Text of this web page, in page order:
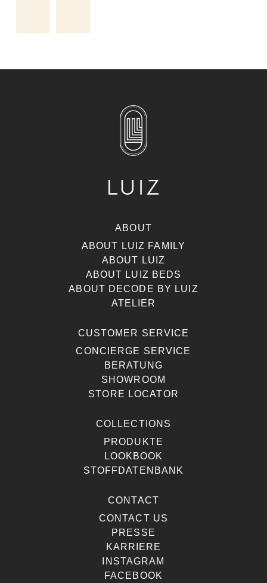
ABOUT
ABOUT LUIZ FAMILY
ABOUT LUIZ
ABOUT LUIZ BEDS
ABOUT DECODE BY LUIZ
ATELIER
CUSTOMER SERVICE
CONCIERGE SERVICE
BERATUNG
SHOWROOM
STORE LOCATOR
COLLECTIONS
PRODUKTE
LOOKBOOK
STOFFDATENBANK
CONTACT
CONTACT US
PRESSE
KARRIERE
INSTAGRAM
FACEBOOK